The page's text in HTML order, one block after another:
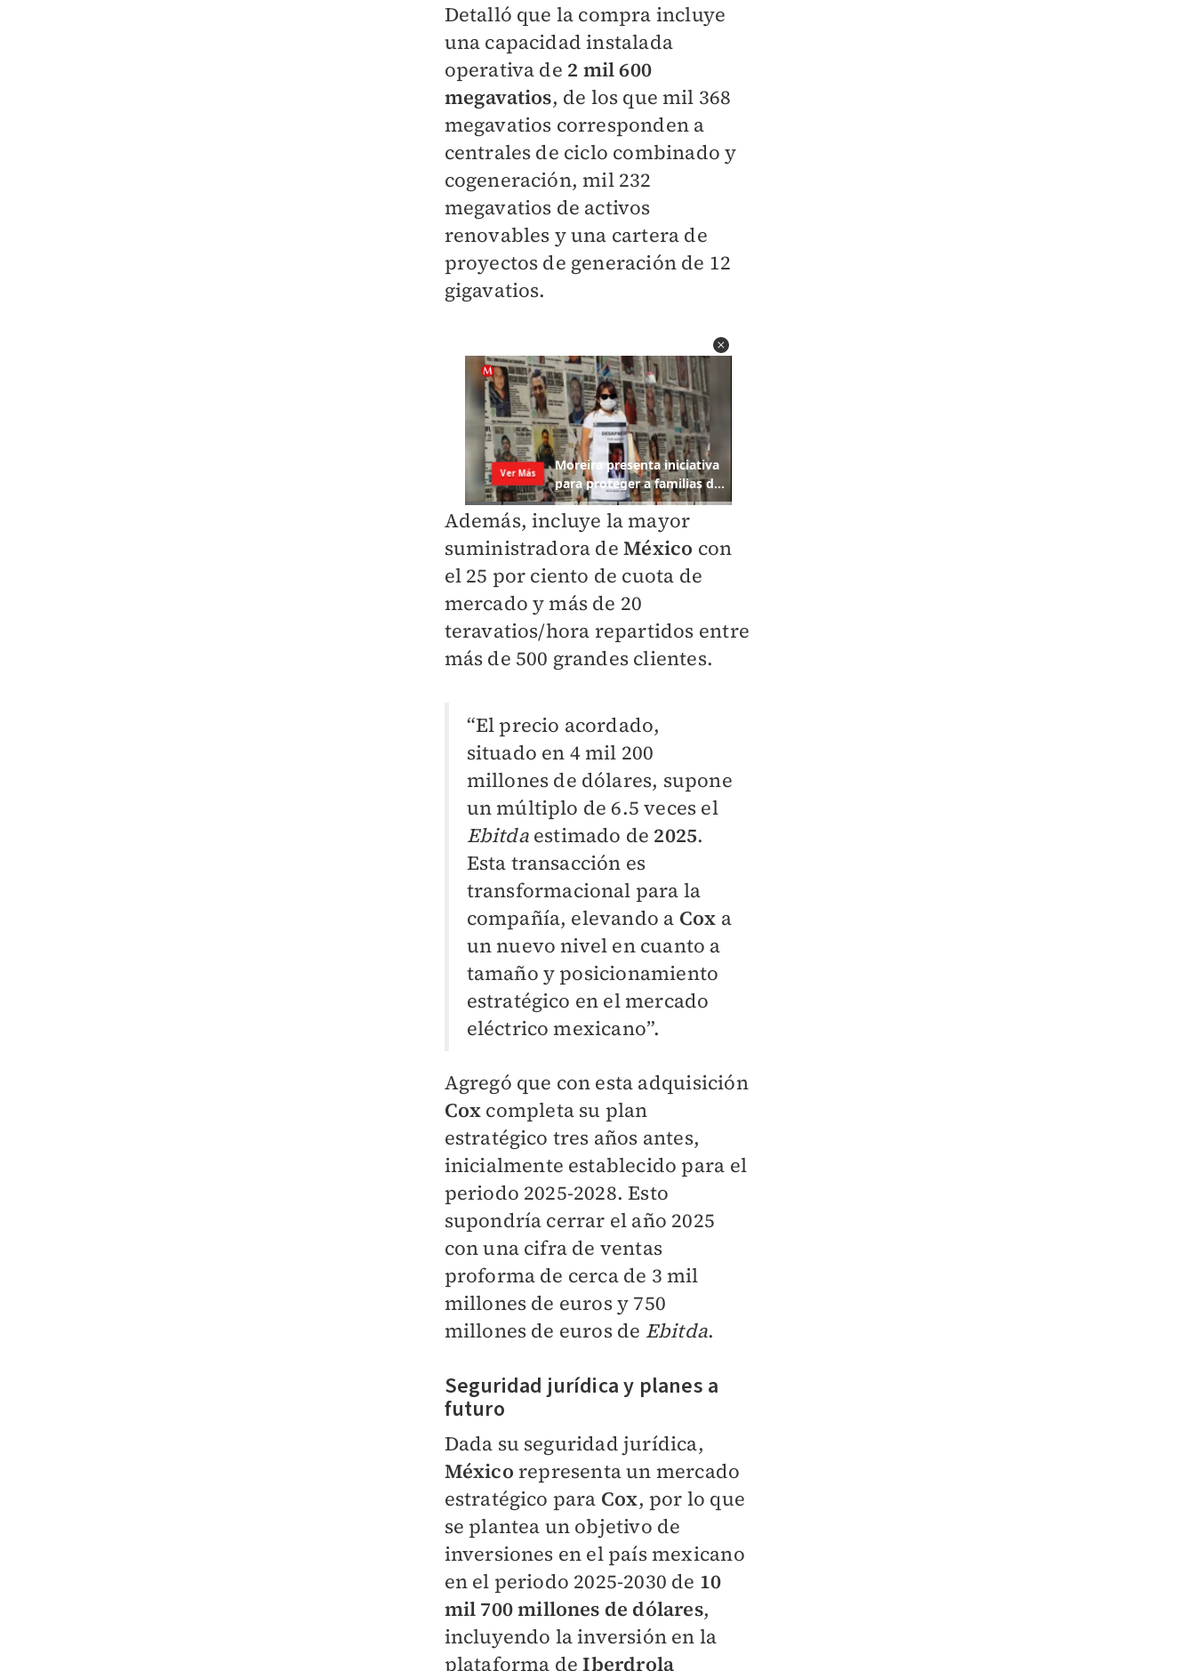
Detalló que la compra incluye
una capacidad instalada
operativa de 2 mil 600
megavatios, de los que mil 368
megavatios corresponden a
centrales de ciclo combinado y
cogeneración, mil 232
megavatios de activos
renovables y una cartera de
proyectos de generación de 12
gigavatios.
Además, incluye la mayor
suministradora deMéxico con
el 25 por ciento de cuota de
mercado y más de 20
teravatios/hora repartidos entre
más de 500 grandes clientes.
“El precio acordado,
situado en 4 mil 200
millones de dólares, supone
un múltiplo de 6.5 veces el
Ebitda estimado de 2025.
Esta transacción es
transformacional para la
compañía, elevando a Cox a
un nuevo nivel en cuanto a
tamaño y posicionamiento
estratégico en el mercado
eléctrico mexicano”.
Agregó que con esta adquisición
Cox completa su plan
estratégico tres años antes,
inicialmente establecido para el
periodo 2025-2028. Esto
supondría cerrar el año 2025
con una cifra de ventas
proforma de cerca de 3 mil
millones de euros y 750
millones de euros de Ebitda.
Seguridad jurídica y planes a
futuro
Dada su seguridad jurídica,
México representa un mercado
estratégico para Cox, por lo que
se plantea un objetivo de
inversiones en el país mexicano
en el periodo 2025-2030 de 10
mil 700 millones de dólares,
incluyendo la inversión en la
plataforma deIberdrola